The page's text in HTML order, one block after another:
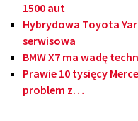
1500 aut
Hybrydowa Toyota
serwisowa
BMW X7 ma wadę
Prawie 10 tysięcy
problem z…